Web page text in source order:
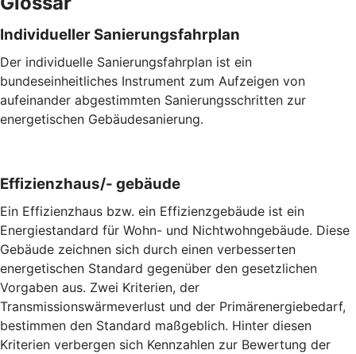
Individueller Sanierungsfahrplan
Der individuelle Sanierungsfahrplan ist ein
bundeseinheitliches Instrument zum Aufzeigen von
aufeinander abgestimmten Sanierungsschritten zur
energetischen Gebäudesanierung.
Effizienzhaus/- gebäude
Ein Effizienzhaus bzw. ein Effizienzgebäude ist ein
Energiestandard für Wohn- und Nichtwohngebäude. Diese
Gebäude zeichnen sich durch einen verbesserten
energetischen Standard gegenüber den gesetzlichen
Vorgaben aus. Zwei Kriterien, der
Transmissionswärmeverlust und der Primärenergiebedarf,
bestimmen den Standard maßgeblich. Hinter diesen
Kriterien verbergen sich Kennzahlen zur Bewertung der